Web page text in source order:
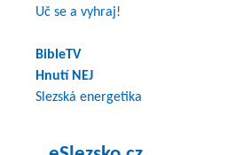
Uč se a vyhraj!
BibleTV
Hnutí NEJ
Slezská energetika